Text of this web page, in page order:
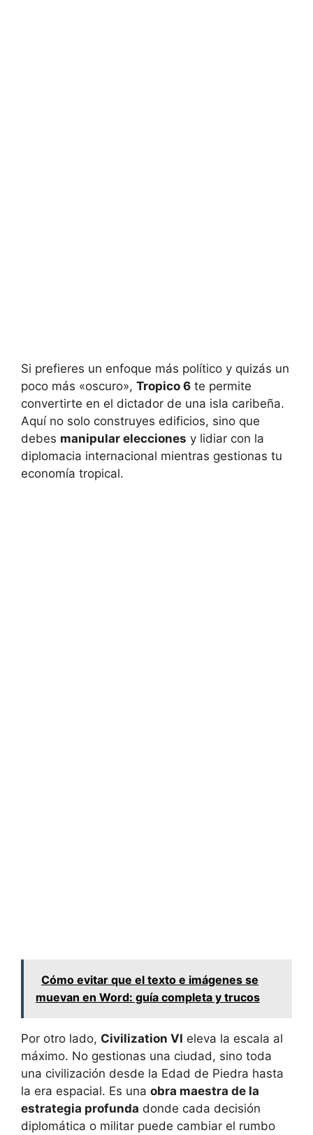
Si prefieres un enfoque más político y quizás un
poco más «oscuro», Tropico 6 te permite
convertirte en el dictador de una isla caribeña.
Aquí no solo construyes edificios, sino que
debes manipular elecciones y lidiar con la
diplomacia internacional mientras gestionas tu
economía tropical.
Cómo evitar que el texto e imágenes se
muevan en Word: guía completa y trucos
Por otro lado, Civilization VI eleva la escala al
máximo. No gestionas una ciudad, sino toda
una civilización desde la Edad de Piedra hasta
la era espacial. Es una obra maestra de la
estrategia profunda donde cada decisión
diplomática o militar puede cambiar el rumbo